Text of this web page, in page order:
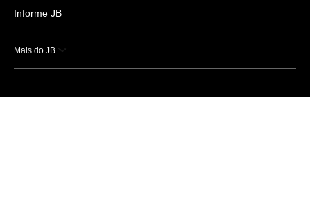
Informe JB
Mais do JB
Esportes